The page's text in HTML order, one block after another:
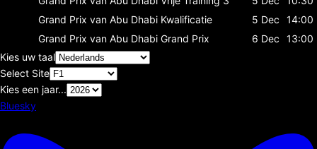
Grand Prix van Abu Dhabi Kwalificatie 5 Dec
14:00
Grand Prix van Abu Dhabi Grand Prix 6 Dec
13:00
Kies uw taal
Select Site
Kies een jaar...
Bluesky